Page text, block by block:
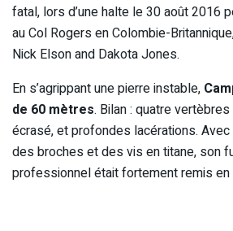
fatal, lors d’une halte le 30 août 2016
au Col Rogers en Colombie-
Nick Elson and Dakota Jones.
En s’agrippant une pierre instable,
de 60 mètres. Bilan : quatre
écrasé, et profondes lacérations.
des broches et des vis en titane, son
professionnel était fortement remis en